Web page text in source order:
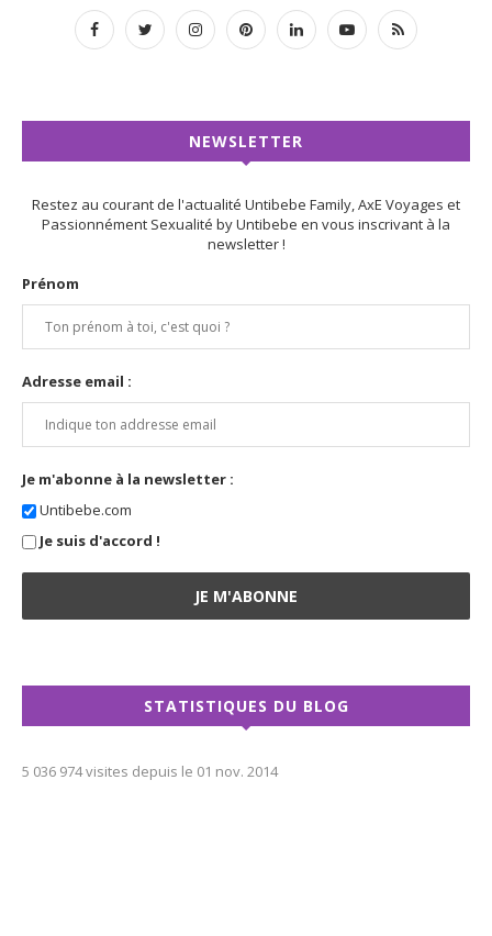
NEWSLETTER
Restez au courant de l'actualité Untibebe Family, AxE Voyages et
Passionnément Sexualité by Untibebe en vous inscrivant à la
newsletter !
Prénom
Adresse email :
Je m'abonne à la newsletter :
Untibebe.com
Je suis d'accord !
STATISTIQUES DU BLOG
5 036 974 visites depuis le 01 nov. 2014